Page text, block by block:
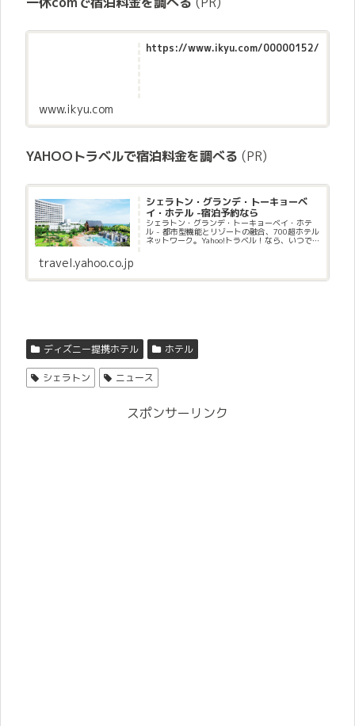
https://www.ikyu.com/00000152/
www.ikyu.com
YAHOOトラベルで宿泊料金を調べる (PR)
シェラトン・グランデ・トーキョーベ
イ・ホテル -宿泊予約なら
シェラトン・グランデ・トーキョーベイ・ホテ
ル - 都市型機能とリゾートの融合、700超ホテル
ネットワーク。Yahoo!トラベル！なら、いつで
travel.yahoo.co.jp
ディズニー提携ホテル ホテル
シェラトン ニュース
スポンサーリンク